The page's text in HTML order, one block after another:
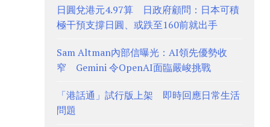
日圓兌港元4.97算 日政府顧問：日本可積
極干預支撐日圓、或跌至160前就出手
Sam Altman內部信曝光：AI領先優勢收
窄 Gemini 令OpenAI面臨嚴峻挑戰
「港話通」試行版上架 即時回應日常生活
問題